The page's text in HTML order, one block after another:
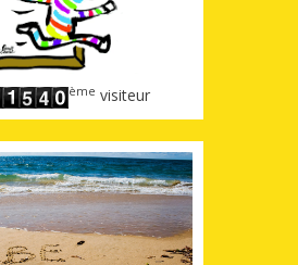
ème visiteur